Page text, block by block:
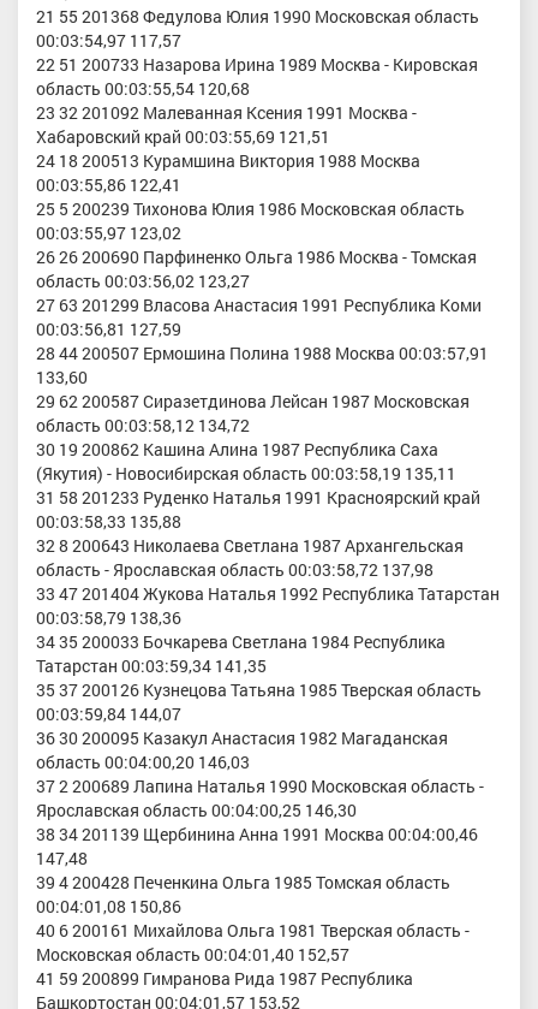
21 55 201368 Федулова Юлия 1990 Московская область
00:03:54,97 117,57
22 51 200733 Назарова Ирина 1989 Москва - Кировская
область 00:03:55,54 120,68
23 32 201092 Малеванная Ксения 1991 Москва -
Хабаровский край 00:03:55,69 121,51
24 18 200513 Курамшина Виктория 1988 Москва
00:03:55,86 122,41
25 5 200239 Тихонова Юлия 1986 Московская область
00:03:55,97 123,02
26 26 200690 Парфиненко Ольга 1986 Москва - Томская
область 00:03:56,02 123,27
27 63 201299 Власова Анастасия 1991 Республика Коми
00:03:56,81 127,59
28 44 200507 Ермошина Полина 1988 Москва 00:03:57,91
133,60
29 62 200587 Сиразетдинова Лейсан 1987 Московская
область 00:03:58,12 134,72
30 19 200862 Кашина Алина 1987 Республика Саха
(Якутия) - Новосибирская область 00:03:58,19 135,11
31 58 201233 Руденко Наталья 1991 Красноярский край
00:03:58,33 135,88
32 8 200643 Николаева Светлана 1987 Архангельская
область - Ярославская область 00:03:58,72 137,98
33 47 201404 Жукова Наталья 1992 Республика Татарстан
00:03:58,79 138,36
34 35 200033 Бочкарева Светлана 1984 Республика
Татарстан 00:03:59,34 141,35
35 37 200126 Кузнецова Татьяна 1985 Тверская область
00:03:59,84 144,07
36 30 200095 Казакул Анастасия 1982 Магаданская
область 00:04:00,20 146,03
37 2 200689 Лапина Наталья 1990 Московская область -
Ярославская область 00:04:00,25 146,30
38 34 201139 Щербинина Анна 1991 Москва 00:04:00,46
147,48
39 4 200428 Печенкина Ольга 1985 Томская область
00:04:01,08 150,86
40 6 200161 Михайлова Ольга 1981 Тверская область -
Московская область 00:04:01,40 152,57
41 59 200899 Гимранова Рида 1987 Республика
Башкортостан 00:04:01,57 153,52